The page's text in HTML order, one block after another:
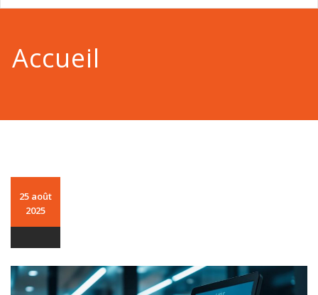
Accueil
25 août
2025